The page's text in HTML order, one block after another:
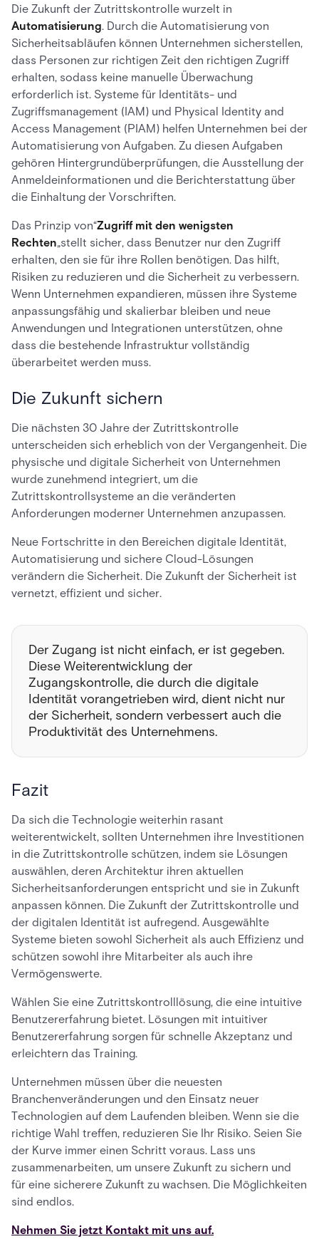
Die Zukunft der Zutrittskontrolle wurzelt in
Automatisierung. Durch die Automatisierung von
Sicherheitsabläufen können Unternehmen sicherstellen,
dass Personen zur richtigen Zeit den richtigen Zugriff
erhalten, sodass keine manuelle Überwachung
erforderlich ist. Systeme für Identitäts- und
Zugriffsmanagement (IAM) und Physical Identity and
Access Management (PIAM) helfen Unternehmen bei der
Automatisierung von Aufgaben. Zu diesen Aufgaben
gehören Hintergrundüberprüfungen, die Ausstellung der
Anmeldeinformationen und die Berichterstattung über
die Einhaltung der Vorschriften.
Das Prinzip von“Zugriff mit den wenigsten
Rechten„stellt sicher, dass Benutzer nur den Zugriff
erhalten, den sie für ihre Rollen benötigen. Das hilft,
Risiken zu reduzieren und die Sicherheit zu verbessern.
Wenn Unternehmen expandieren, müssen ihre Systeme
anpassungsfähig und skalierbar bleiben und neue
Anwendungen und Integrationen unterstützen, ohne
dass die bestehende Infrastruktur vollständig
überarbeitet werden muss.
Die Zukunft sichern
Die nächsten 30 Jahre der Zutrittskontrolle
unterscheiden sich erheblich von der Vergangenheit. Die
physische und digitale Sicherheit von Unternehmen
wurde zunehmend integriert, um die
Zutrittskontrollsysteme an die veränderten
Anforderungen moderner Unternehmen anzupassen.
Neue Fortschritte in den Bereichen digitale Identität,
Automatisierung und sichere Cloud-Lösungen
verändern die Sicherheit. Die Zukunft der Sicherheit ist
vernetzt, effizient und sicher.
Der Zugang ist nicht einfach, er ist gegeben.
Diese Weiterentwicklung der
Zugangskontrolle, die durch die digitale
Identität vorangetrieben wird, dient nicht nur
der Sicherheit, sondern verbessert auch die
Produktivität des Unternehmens.
Fazit
Da sich die Technologie weiterhin rasant
weiterentwickelt, sollten Unternehmen ihre Investitionen
in die Zutrittskontrolle schützen, indem sie Lösungen
auswählen, deren Architektur ihren aktuellen
Sicherheitsanforderungen entspricht und sie in Zukunft
anpassen können. Die Zukunft der Zutrittskontrolle und
der digitalen Identität ist aufregend. Ausgewählte
Systeme bieten sowohl Sicherheit als auch Effizienz und
schützen sowohl ihre Mitarbeiter als auch ihre
Vermögenswerte.
Wählen Sie eine Zutrittskontrolllösung, die eine intuitive
Benutzererfahrung bietet. Lösungen mit intuitiver
Benutzererfahrung sorgen für schnelle Akzeptanz und
erleichtern das Training.
Unternehmen müssen über die neuesten
Branchenveränderungen und den Einsatz neuer
Technologien auf dem Laufenden bleiben. Wenn sie die
richtige Wahl treffen, reduzieren Sie Ihr Risiko. Seien Sie
der Kurve immer einen Schritt voraus. Lass uns
zusammenarbeiten, um unsere Zukunft zu sichern und
für eine sicherere Zukunft zu wachsen. Die Möglichkeiten
sind endlos.
Nehmen Sie jetzt Kontakt mit uns auf.